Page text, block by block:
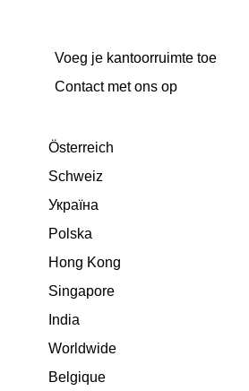
Voeg je kantoorruimte toe
Сontact met ons op
Österreich
Schweiz
Україна
Polska
Hong Kong
Singapore
India
Worldwide
Belgique